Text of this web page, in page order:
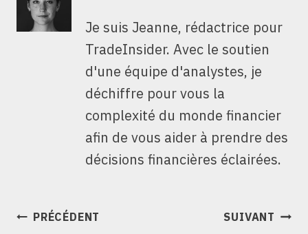
Je suis Jeanne, rédactrice pour
TradeInsider. Avec le soutien
d'une équipe d'analystes, je
déchiffre pour vous la
complexité du monde financier
afin de vous aider à prendre des
décisions financières éclairées.
NAVIGATION
PRÉCÉDENT SUIVANT